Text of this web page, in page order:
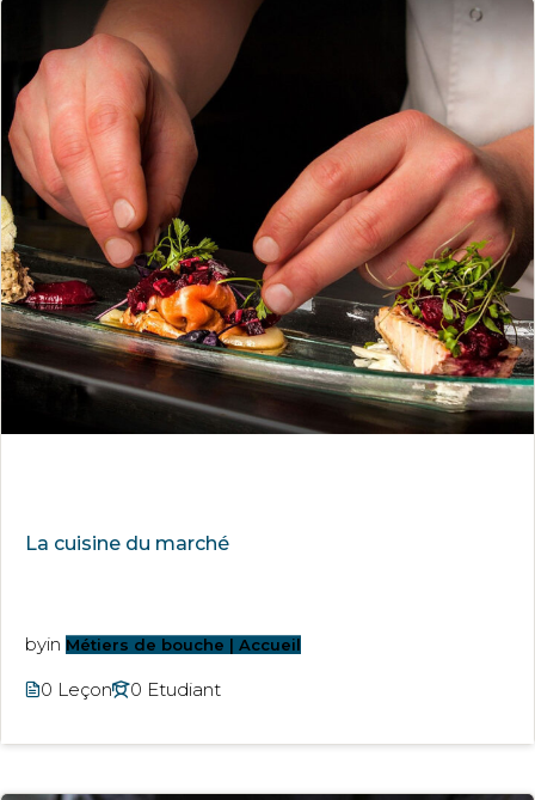
La cuisine du marché
byin Métiers de bouche | Accueil
0 Leçon 0 Etudiant